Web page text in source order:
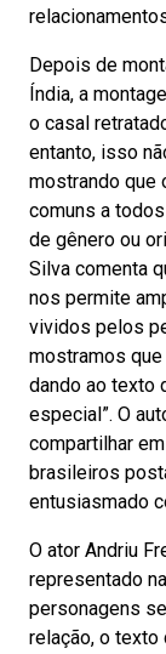
Depois de
Índia, a
o casal
entanto, isso
mostrando que
comuns a
de gênero ou
Silva comenta
nos permite
vividos pelos
mostramos
dando ao texto
especial”. O
compartilhar
brasileiros
entusiasmado
O ator Andriu
representado
personagens
relação, o texto